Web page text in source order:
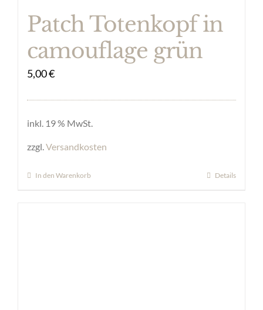
Patch Totenkopf in
camouflage grün
5,00€
inkl. 19 % MwSt.
zzgl.Versandkosten
In den Warenkorb Details